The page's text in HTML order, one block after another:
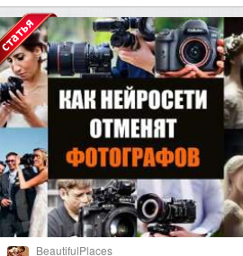
BeautifulPlaces